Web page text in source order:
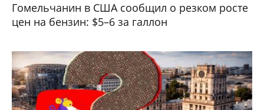
Гомельчанин в США сообщил о резком росте
цен на бензин: $5–6 за галлон